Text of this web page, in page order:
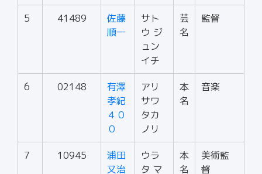
5 41489
佐藤
順一
サト
ウ ジ
ュン
イチ
芸
名
監督
6 02148
有澤
孝紀
４０
０
アリ
サワ
タカ
ノリ
本
名
音楽
7 10945
浦田
又治
ウラ
タ マ
本
名
美術監
督